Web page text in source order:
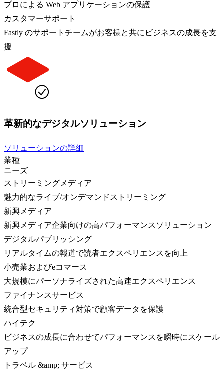
プロによる Web アプリケーションの保護
カスタマーサポート
Fastly のサポートチームがお客様と共にビジネスの成長を支
援
革新的なデジタルソリューション
ソリューションの詳細
業種
ニーズ
ストリーミングメディア
魅力的なライブ/オンデマンドストリーミング
新興メディア
新興メディア企業向けの高パフォーマンスソリューション
デジタルパブリッシング
リアルタイムの報道で読者エクスペリエンスを向上
小売業およびeコマース
大規模にパーソナライズされた高速エクスペリエンス
ファイナンスサービス
統合型セキュリティ対策で顧客データを保護
ハイテク
ビジネスの成長に合わせてパフォーマンスを瞬時にスケール
アップ
トラベル &amp; サービス